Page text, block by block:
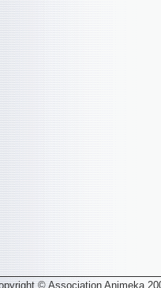
© Association Animeka